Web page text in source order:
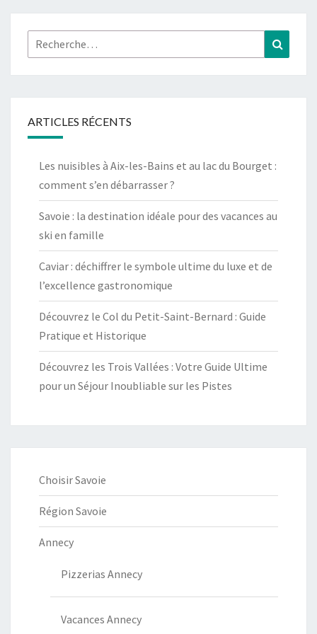
Rechercher :
ARTICLES RÉCENTS
Les nuisibles à Aix-les-Bains et au lac du Bourget :
comment s’en débarrasser ?
Savoie : la destination idéale pour des vacances au
ski en famille
Caviar : déchiffrer le symbole ultime du luxe et de
l’excellence gastronomique
Découvrez le Col du Petit-Saint-Bernard : Guide
Pratique et Historique
Découvrez les Trois Vallées : Votre Guide Ultime
pour un Séjour Inoubliable sur les Pistes
Choisir Savoie
Région Savoie
Annecy
Pizzerias Annecy
Vacances Annecy